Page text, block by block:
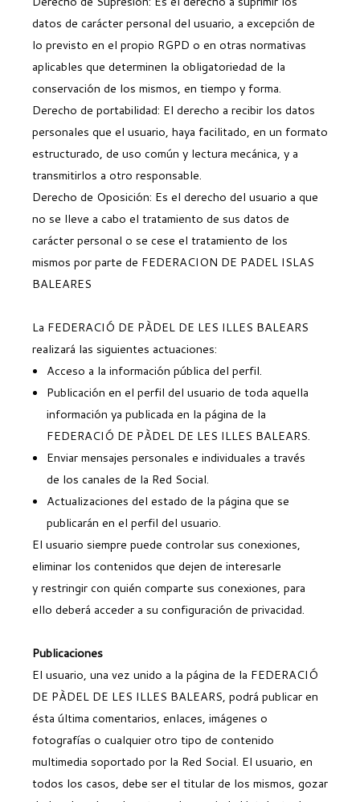
datos de carácter personal del usuario, a excepción de
lo previsto en el propio RGPD o en otras normativas
aplicables que determinen la obligatoriedad de la
conservación de los mismos, en tiempo y forma.
Derecho de portabilidad: El derecho a recibir los datos
personales que el usuario, haya facilitado, en un formato
estructurado, de uso común y lectura mecánica, y a
transmitirlos a otro responsable.
Derecho de Oposición: Es el derecho del usuario a que
no se lleve a cabo el tratamiento de sus datos de
carácter personal o se cese el tratamiento de los
mismos por parte de FEDERACION DE PADEL ISLAS
BALEARES
La FEDERACIÓ DE PÀDEL DE LES ILLES BALEARS
realizará las siguientes actuaciones:
Acceso a la información pública del perfil.
Publicación en el perfil del usuario de toda aquella
información ya publicada en la página de la
FEDERACIÓ DE PÀDEL DE LES ILLES BALEARS.
Enviar mensajes personales e individuales a través
de los canales de la Red Social.
Actualizaciones del estado de la página que se
publicarán en el perfil del usuario.
El usuario siempre puede controlar sus conexiones,
eliminar los contenidos que dejen de interesarle
y restringir con quién comparte sus conexiones, para
ello deberá acceder a su configuración de privacidad.
Publicaciones
El usuario, una vez unido a la página de la FEDERACIÓ
DE PÀDEL DE LES ILLES BALEARS, podrá publicar en
ésta última comentarios, enlaces, imágenes o
fotografías o cualquier otro tipo de contenido
multimedia soportado por la Red Social. El usuario, en
todos los casos, debe ser el titular de los mismos, gozar